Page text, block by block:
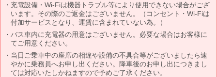
充電設備・Wi-Fiは機器トラブル等により使用できない場合がござ
います。その際のご返金はございません。（コンセント・Wi-Fiは
付加サービスとなり、運賃に含まれていない為。）
バス車内に充電器の用意はございません。必要な場合はお客様に
てご用意ください。
当日ご乗車中の座席の相違や設備の不具合等がございましたら速
やかに乗務員へお申し出ください。降車後のお申し出につきまし
ては対応いたしかねますので予めご了承ください。